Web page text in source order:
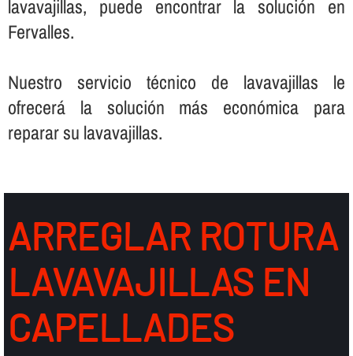
lavavajillas, puede encontrar la solución en
Fervalles.
Nuestro servicio técnico de lavavajillas le
ofrecerá la solución más económica para
reparar su lavavajillas.
ARREGLAR ROTURA
LAVAVAJILLAS EN
CAPELLADES